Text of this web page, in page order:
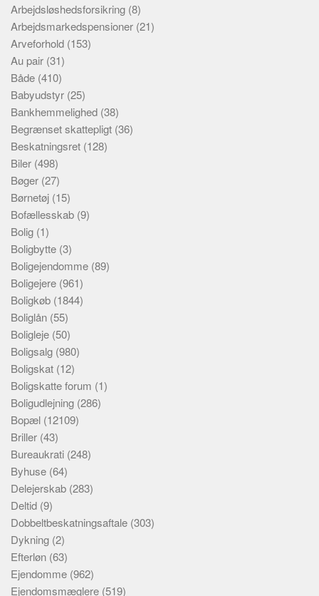
Arbejdsløshedsforsikring (8)
Arbejdsmarkedspensioner (21)
Arveforhold (153)
Au pair (31)
Både (410)
Babyudstyr (25)
Bankhemmelighed (38)
Begrænset skattepligt (36)
Beskatningsret (128)
Biler (498)
Bøger (27)
Børnetøj (15)
Bofællesskab (9)
Bolig (1)
Boligbytte (3)
Boligejendomme (89)
Boligejere (961)
Boligkøb (1844)
Boliglån (55)
Boligleje (50)
Boligsalg (980)
Boligskat (12)
Boligskatte forum (1)
Boligudlejning (286)
Bopæl (12109)
Briller (43)
Bureaukrati (248)
Byhuse (64)
Delejerskab (283)
Deltid (9)
Dobbeltbeskatningsaftale (303)
Dykning (2)
Efterløn (63)
Ejendomme (962)
Ejendomsmæglere (519)